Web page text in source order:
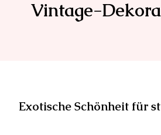
Vintage-
Exotische Schönheit für